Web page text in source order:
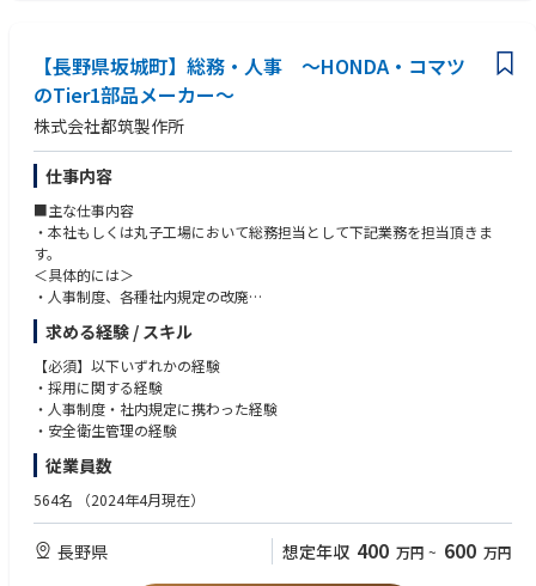
【長野県坂城町】総務・人事 ～HONDA・コマツ
のTier1部品メーカー～
株式会社都筑製作所
仕事内容
■主な仕事内容
・本社もしくは丸子⼯場において総務担当として下記業務を担当頂きま
す。
＜具体的には＞
・人事制度、各種社内規定の改廃
・新卒、中途、派遣、特定技能等幅広い人材採用
・階層別教育の企画、運営
・安全衛⽣管理
・社内営繕対応
・その他付随する業務
※パソコン操作（ワード・エクセル等）や社有⾞にて外出する場合あり。
【企業・求⼈の特⾊】
・⾃動⾞や油圧機器、軸物・シャフトの中空軽量化や、ミッション、バル
ブ、ポンプの部品加⼯を⼿掛ける企業
・⻑年培った技術を⼟台に、⾼効率・合理的な⽣産環境の実現を推進。時
代の変化と共に成⻑し続ける企業を⽬指します
求める経験 / スキル
【必須】以下いずれかの経験
・採用に関する経験
・人事制度・社内規定に携わった経験
・安全衛生管理の経験
従業員数
564名 （2024年4月現在）
長野県 想定年収 400 万円 ~ 600 万円